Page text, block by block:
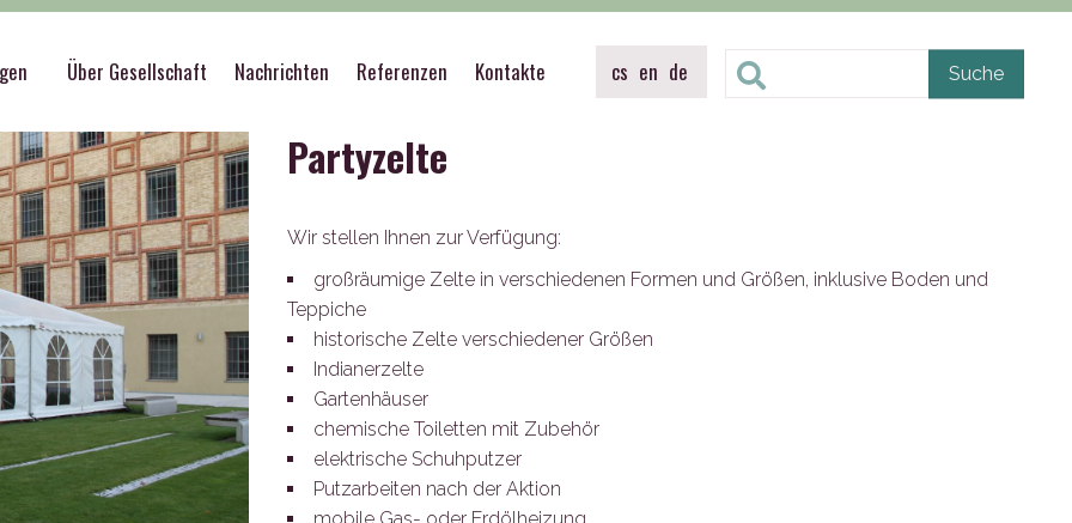
Über Gesellschaft Nachrichten Referenzen Kontakte cs en de
Partyzelte
Wir stellen Ihnen zur Verfügung:
großräumige Zelte in verschiedenen Formen und Größen, inklusive Boden und
Teppiche
historische Zelte verschiedener Größen
Indianerzelte
Gartenhäuser
chemische Toiletten mit Zubehör
elektrische Schuhputzer
Putzarbeiten nach der Aktion